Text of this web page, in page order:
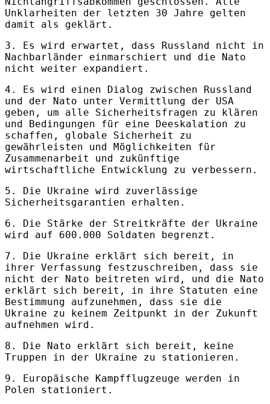
Unklarheiten der letzten 30 Jahre gelten
damit als geklärt.
3. Es wird erwartet, dass Russland nicht in
Nachbarländer einmarschiert und die Nato
nicht weiter expandiert.
4. Es wird einen Dialog zwischen Russland
und der Nato unter Vermittlung der USA
geben, um alle Sicherheitsfragen zu klären
und Bedingungen für eine Deeskalation zu
schaffen, globale Sicherheit zu
gewährleisten und Möglichkeiten für
Zusammenarbeit und zukünftige
wirtschaftliche Entwicklung zu verbessern.
5. Die Ukraine wird zuverlässige
Sicherheitsgarantien erhalten.
6. Die Stärke der Streitkräfte der Ukraine
wird auf 600.000 Soldaten begrenzt.
7. Die Ukraine erklärt sich bereit, in
ihrer Verfassung festzuschreiben, dass sie
nicht der Nato beitreten wird, und die Nato
erklärt sich bereit, in ihre Statuten eine
Bestimmung aufzunehmen, dass sie die
Ukraine zu keinem Zeitpunkt in der Zukunft
aufnehmen wird.
8. Die Nato erklärt sich bereit, keine
Truppen in der Ukraine zu stationieren.
9. Europäische Kampfflugzeuge werden in
Polen stationiert.